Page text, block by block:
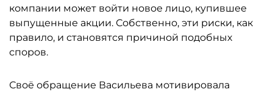
компании может войти новое лицо, купившее
выпущенные акции. Собственно, эти риски, как
правило, и становятся причиной подобных
споров.
Своё обращение Васильева мотивировала